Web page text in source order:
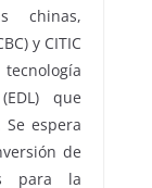
chinas,
y CITIC
que
espera
de
para la